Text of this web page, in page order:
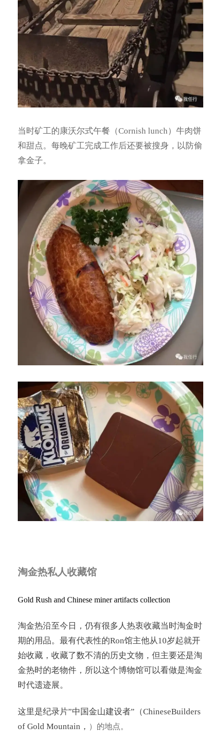
当时矿工的康沃尔式午餐（Cornish lunch）牛肉饼
和甜点。每晚矿工完成工作后还要被搜身，以防偷
拿金子。
淘金热私人收藏馆
Gold Rush and Chinese miner artifacts collection
淘金热沿至今日，仍有很多人热衷收藏当时淘金时
期的用品。最有代表性的Ron馆主他从10岁起就开
始收藏，收藏了数不清的历史文物，但主要还是淘
金热时的老物件，所以这个博物馆可以看做是淘金
时代遗迹展。
这里是纪录片”中国金山建设者”（ChineseBuilders
of Gold Mountain， ）的地点。